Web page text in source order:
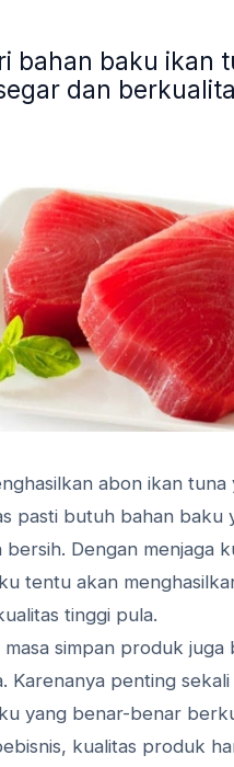
bahan baku ikan
dan
abon ikan tuna
pasti butuh bahan baku
bersih. Dengan menjaga
tentu akan
tinggi pula.
masa simpan produk juga
Karenanya penting
yang benar-benar
kualitas produk